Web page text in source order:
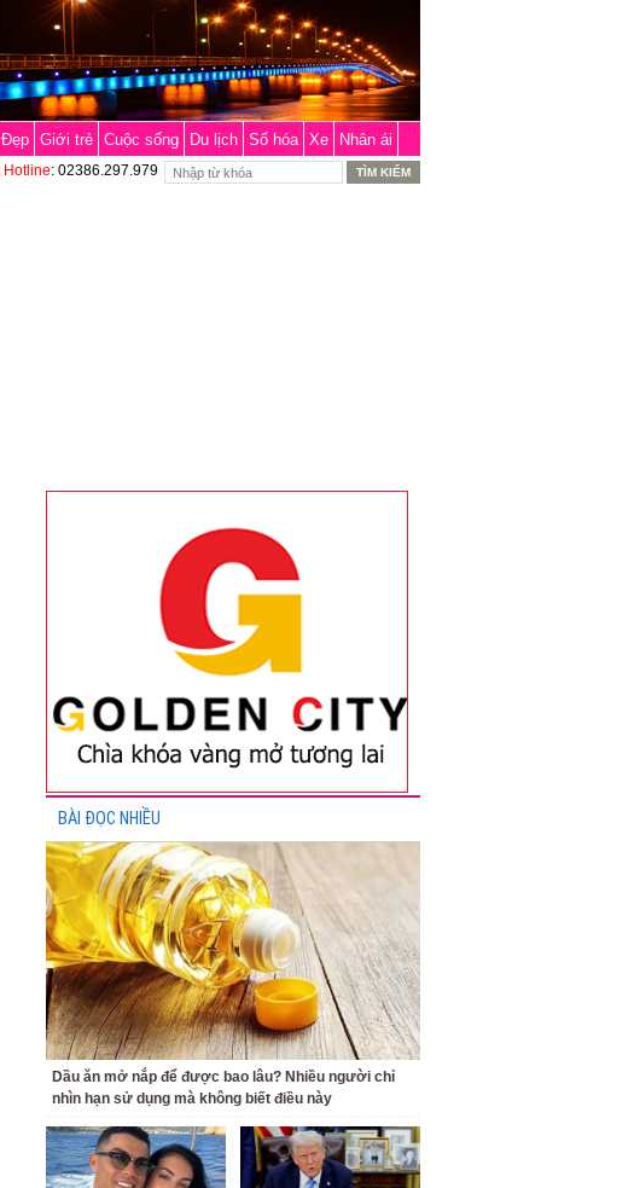
Đẹp Giới trẻ Cuộc sống Du lịch Số hóa Xe Nhân ái
Hotline: 02386.297.979
BÀI ĐỌC NHIỀU
Dầu ăn mở nắp để được bao lâu? Nhiều người chỉ
nhìn hạn sử dụng mà không biết điều này